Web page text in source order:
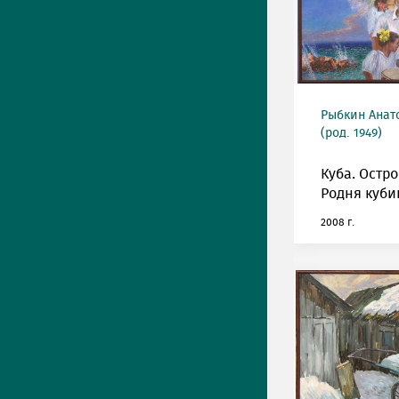
Рыбкин
(род. 1949)
Куба.
Родня
2008 г.